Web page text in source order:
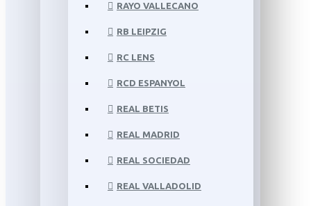
RAYO VALLECANO
RB LEIPZIG
RC LENS
RCD ESPANYOL
REAL BETIS
REAL MADRID
REAL SOCIEDAD
REAL VALLADOLID